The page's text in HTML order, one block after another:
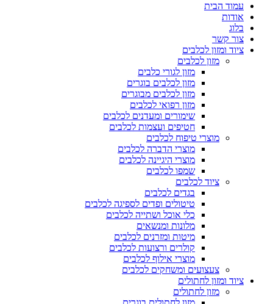
עמוד הבית
אודות
בלוג
צור קשר
ציוד ומזון לכלבים
מזון לכלבים
מזון לגורי כלבים
מזון לכלבים בוגרים
מזון לכלבים מבוגרים
מזון רפואי לכלבים
שימורים ומעדנים לכלבים
חטיפים ועצמות לכלבים
מוצרי טיפוח לכלבים
מוצרי הדברה לכלבים
מוצרי היגיינה לכלבים
שמפו לכלבים
ציוד לכלבים
בגדים לכלבים
טיטולים ופדים לספיגה לכלבים
כלי אוכל ושתייה לכלבים
מלונות ומנשאים
מיטות ומזרנים לכלבים
קולרים ורצועות לכלבים
מוצרי אילוף לכלבים
צעצועים ומשחקים לכלבים
ציוד ומזון לחתולים
מזון לחתולים